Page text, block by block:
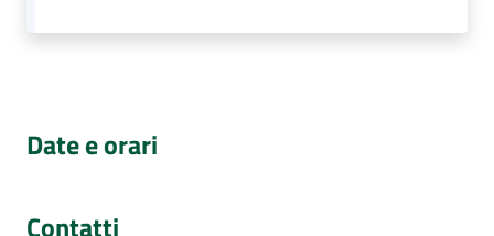
Per i cittadini
Date e orari
Contatti